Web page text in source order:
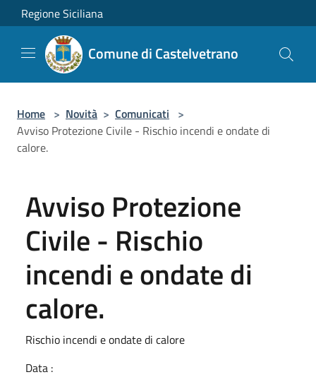
Salta al contenuto principale
Regione Siciliana
Comune di Castelvetrano
Home > Novità > Comunicati >
Avviso Protezione Civile - Rischio incendi e ondate di
calore.
Avviso Protezione
Civile - Rischio
incendi e ondate di
calore.
Rischio incendi e ondate di calore
Data :